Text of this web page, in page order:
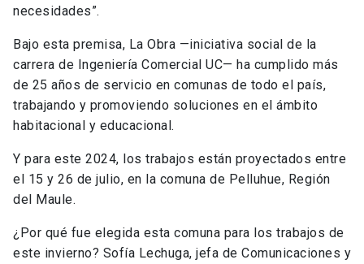
necesidades”.
Bajo esta premisa, La Obra —iniciativa social de la
carrera de Ingeniería Comercial UC— ha cumplido más
de 25 años de servicio en comunas de todo el país,
trabajando y promoviendo soluciones en el ámbito
habitacional y educacional.
Y para este 2024, los trabajos están proyectados entre
el 15 y 26 de julio, en la comuna de Pelluhue, Región
del Maule.
¿Por qué fue elegida esta comuna para los trabajos de
este invierno? Sofía Lechuga, jefa de Comunicaciones y